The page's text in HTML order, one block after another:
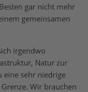
gar nicht mehr
gemeinsamen
irgendwo
Natur zur
eine sehr niedrige
Wir brauchen